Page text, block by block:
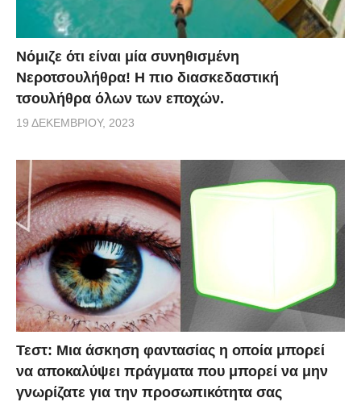
Νόμιζε ότι είναι μία συνηθισμένη
Νεροτσουλήθρα! Η πιο διασκεδαστική
τσουλήθρα όλων των εποχών.
19 ΔΕΚΕΜΒΡΊΟΥ, 2023
Τεστ: Μια άσκηση φαντασίας η οποία μπορεί
να αποκαλύψει πράγματα που μπορεί να μην
γνωρίζατε για την προσωπικότητα σας